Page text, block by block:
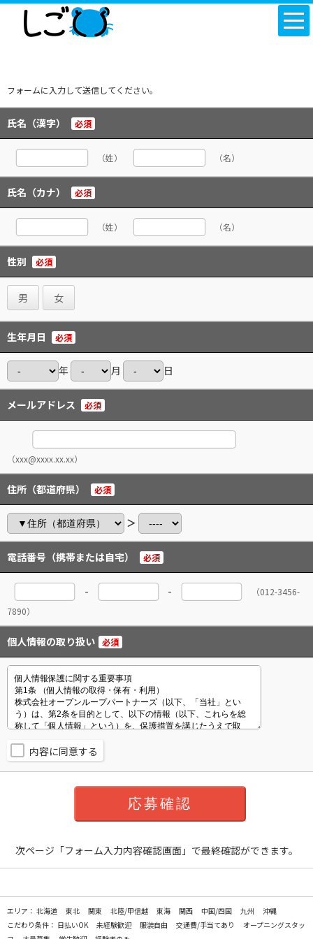
フォームに入力して送信してください。
氏名（漢字） 必須
（姓） （名）
氏名（カナ） 必須
（姓） （名）
性別 必須
男 女
生年月日 必須
年 月 日
メールアドレス 必須
（xxx@xxxx.xx.xx）
住所（都道府県） 必須
＞
電話番号（携帯または自宅） 必須
- -
（012-3456-
7890）
個人情報の取り扱い 必須
内容に同意する
次ページ「フォーム入力内容確認画面」で最終確認ができます。
エリア： 北海道 東北 関東 北陸/甲信越 東海 関西 中国/四国 九州
沖縄
こだわり条件： 日払いOK 未経験歓迎 服装自由 交通費/手当てあり
オープニングスタッ